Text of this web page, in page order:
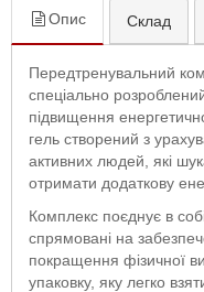
Опис Склад
Передтренувальний
спеціально
підвищення
гель створений з
активних людей, які
отримати додаткову
Комплекс поєднує в собі
спрямовані на
покращення фізичної
упаковку, яку легко